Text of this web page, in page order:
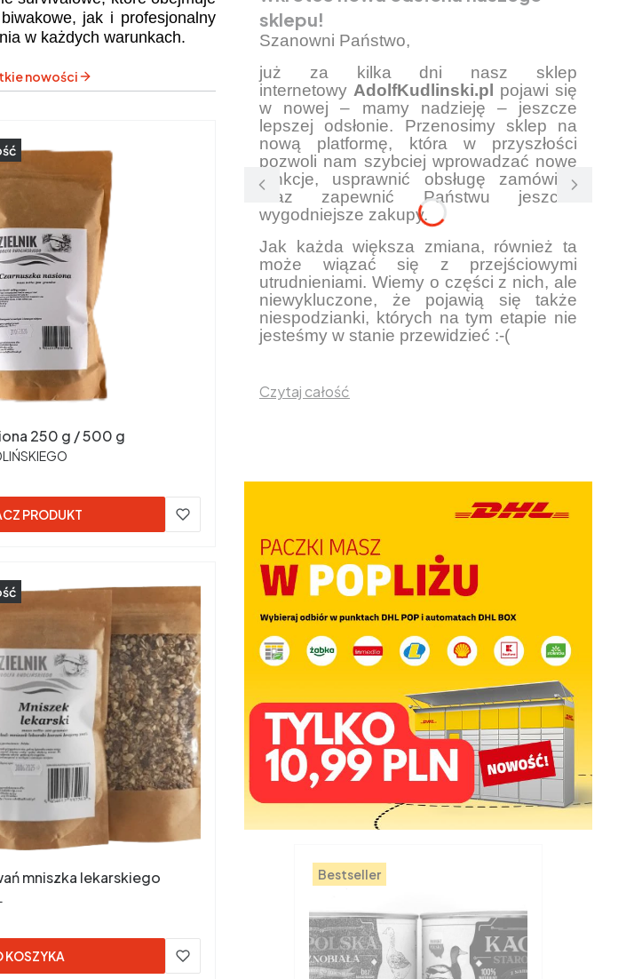
jak i profesjonalny
w każdych warunkach.
nowości
250 g / 500 g
PRODUKT
mniszka lekarskiego
KOSZYKA
sklepu!
Szanowni Państwo,
już za kilka dni nasz sklep
internetowy AdolfKudlinski.pl
pojawi się
w nowej – mamy nadzieję – jeszcze
lepszej odsłonie. Przenosimy sklep na
nową platformę, która w przyszłości
pozwoli nam szybciej wprowadzać nowe
funkcje, usprawnić obsługę zamówień
oraz zapewnić Państwu jeszcze
wygodniejsze zakupy.
Jak każda większa zmiana, również ta
może wiązać się z przejściowymi
utrudnieniami. Wiemy o części z nich, ale
niewykluczone, że pojawią się także
niespodzianki, których na tym etapie nie
jesteśmy w stanie przewidzieć :-(
Czytaj całość
Bestseller